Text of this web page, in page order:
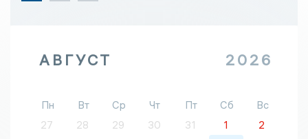
АВГУСТ 2026
Пн Вт Ср Чт Пт Сб
Вс
27
28 29 30 31 1
2